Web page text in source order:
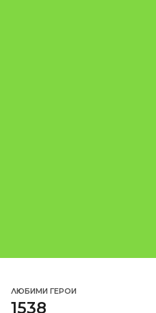
ЛЮБИМИ ГЕРОИ
1538